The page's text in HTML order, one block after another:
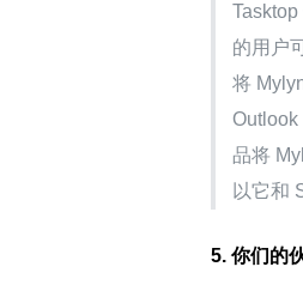
的用户
将
Outlook
品将
以它和
5. 你们的